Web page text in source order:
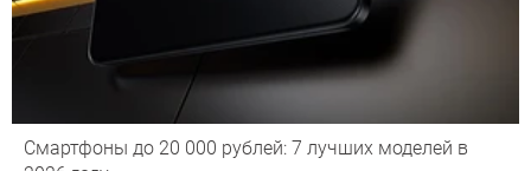
Смартфоны до 20 000 рублей: 7 лучших моделей в